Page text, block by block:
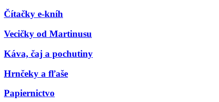
Čítačky e-kníh
Vecičky od Martinusu
Káva, čaj a pochutiny
Hrnčeky a fľaše
Papiernictvo